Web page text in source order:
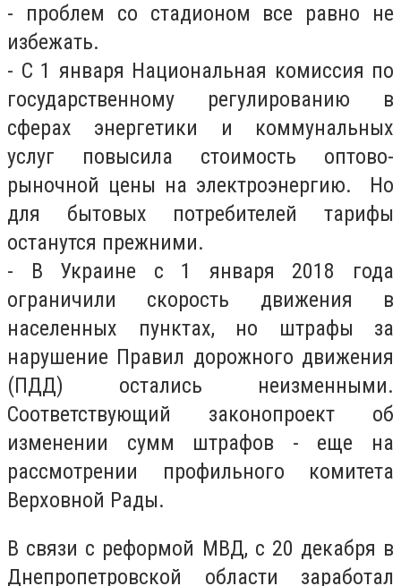
- проблем со стадионом все равно не
избежать.
- С 1 января Национальная комиссия по
государственному регулированию в
сферах энергетики и коммунальных
услуг повысила стоимость оптово-
рыночной цены на электроэнергию. Но
для бытовых потребителей тарифы
останутся прежними.
- В Украине с 1 января 2018 года
ограничили скорость движения в
населенных пунктах, но штрафы за
нарушение Правил дорожного движения
(ПДД) остались неизменными.
Соответствующий законопроект об
изменении сумм штрафов - еще на
рассмотрении профильного комитета
Верховной Рады.
В связи с реформой МВД, с 20 декабря в
Днепропетровской области заработал